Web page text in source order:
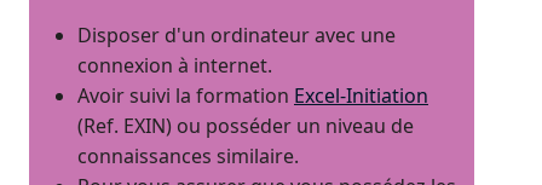
Disposer d'un ordinateur avec une
connexion à internet.
Avoir suivi la formation Excel-Initiation
(Ref. EXIN) ou posséder un niveau de
connaissances similaire.